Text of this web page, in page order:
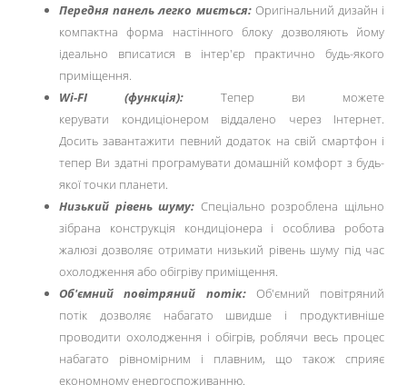
Передня панель легко миється:Оригінальний дизайн і
компактна форма настінного блоку дозволяють йому
ідеально вписатися в інтер'єр практично будь-якого
приміщення.
Wi-FI (функція): Тепер ви можете
керувати кондиціонером віддалено через Інтернет.
Досить завантажити певний додаток на свій смартфон і
тепер Ви здатні програмувати домашній комфорт з будь-
якої точки планети.
Низький рівень шуму: Спеціально розроблена щільно
зібрана конструкція кондиціонера і особлива робота
жалюзі дозволяє отримати низький рівень шуму під час
охолодження або обігріву приміщення.
Об'ємний повітряний потік:Об'ємний повітряний
потік дозволяє набагато швидше і продуктивніше
проводити охолодження і обігрів, роблячи весь процес
набагато рівномірним і плавним, що також сприяє
економному енергоспоживанню.